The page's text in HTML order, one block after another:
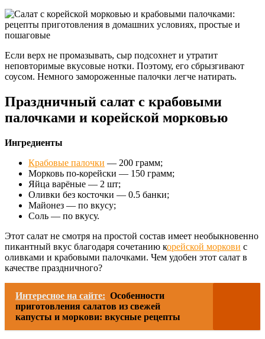
Если верх не промазывать, сыр подсохнет и утратит
неповторимые вкусовые нотки. Поэтому, его сбрызгивают
соусом. Немного замороженные палочки легче натирать.
Праздничный салат с крабовыми
палочками и корейской морковью
Ингредиенты
Крабовые палочки — 200 грамм;
Морковь по-корейски — 150 грамм;
Яйца варёные — 2 шт;
Оливки без косточки — 0.5 банки;
Майонез — по вкусу;
Соль — по вкусу.
Этот салат не смотря на простой состав имеет необыкновенно
пикантный вкус благодаря сочетанию корейской моркови с
оливками и крабовыми палочками. Чем удобен этот салат в
качестве праздничного?
Интересное на сайте: Особенности
приготовления салатов из свежей
капусты и моркови: вкусные рецепты